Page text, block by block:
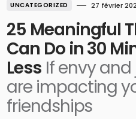
UNCATEGORIZED 27 février
25 Meaningful
Can Do in 30
Less If envy
are impacting
friendships